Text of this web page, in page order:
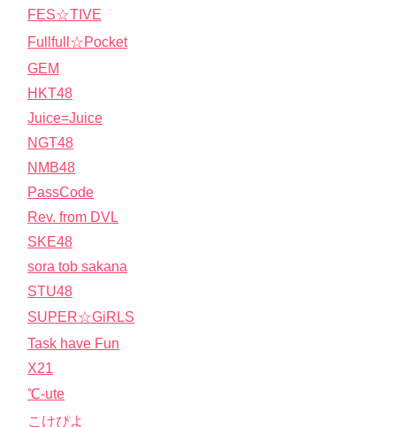
FES☆TIVE
Fullfull☆Pocket
GEM
HKT48
Juice=Juice
NGT48
NMB48
PassCode
Rev. from DVL
SKE48
sora tob sakana
STU48
SUPER☆GiRLS
Task have Fun
X21
℃-ute
こけぴよ